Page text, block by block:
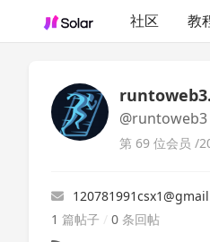
社区 教
@runtoweb3
第 69 位会员 /
1 篇帖子 / 0 条回帖